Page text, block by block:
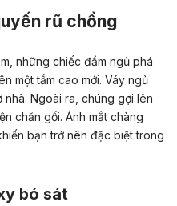
rũ chồng
những chiếc đầm ngủ phá
một tầm cao mới. Váy ngủ
nhà. Ngoài ra, chúng gợi lên
chăn gối. Ánh mắt chàng
bạn trở nên đặc biệt trong
bó sát